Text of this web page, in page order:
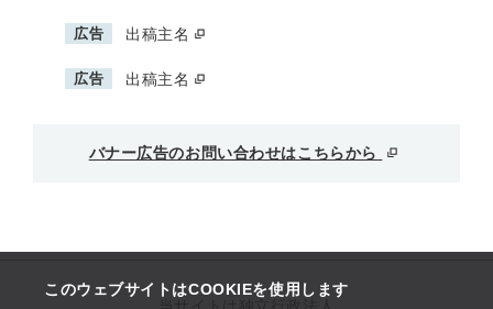
このウェブサイトはCOOKIEを使用します
広告 出稿主名
広告 出稿主名
バナー広告のお問い合わせはこちらから